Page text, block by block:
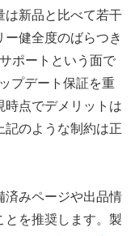
は新品と比べて若干
健全度のばらつき
ポートという面で
プデート保証を重
時点でデメリットは
記のような制約は正
済みページや出品情
とを推奨します。製